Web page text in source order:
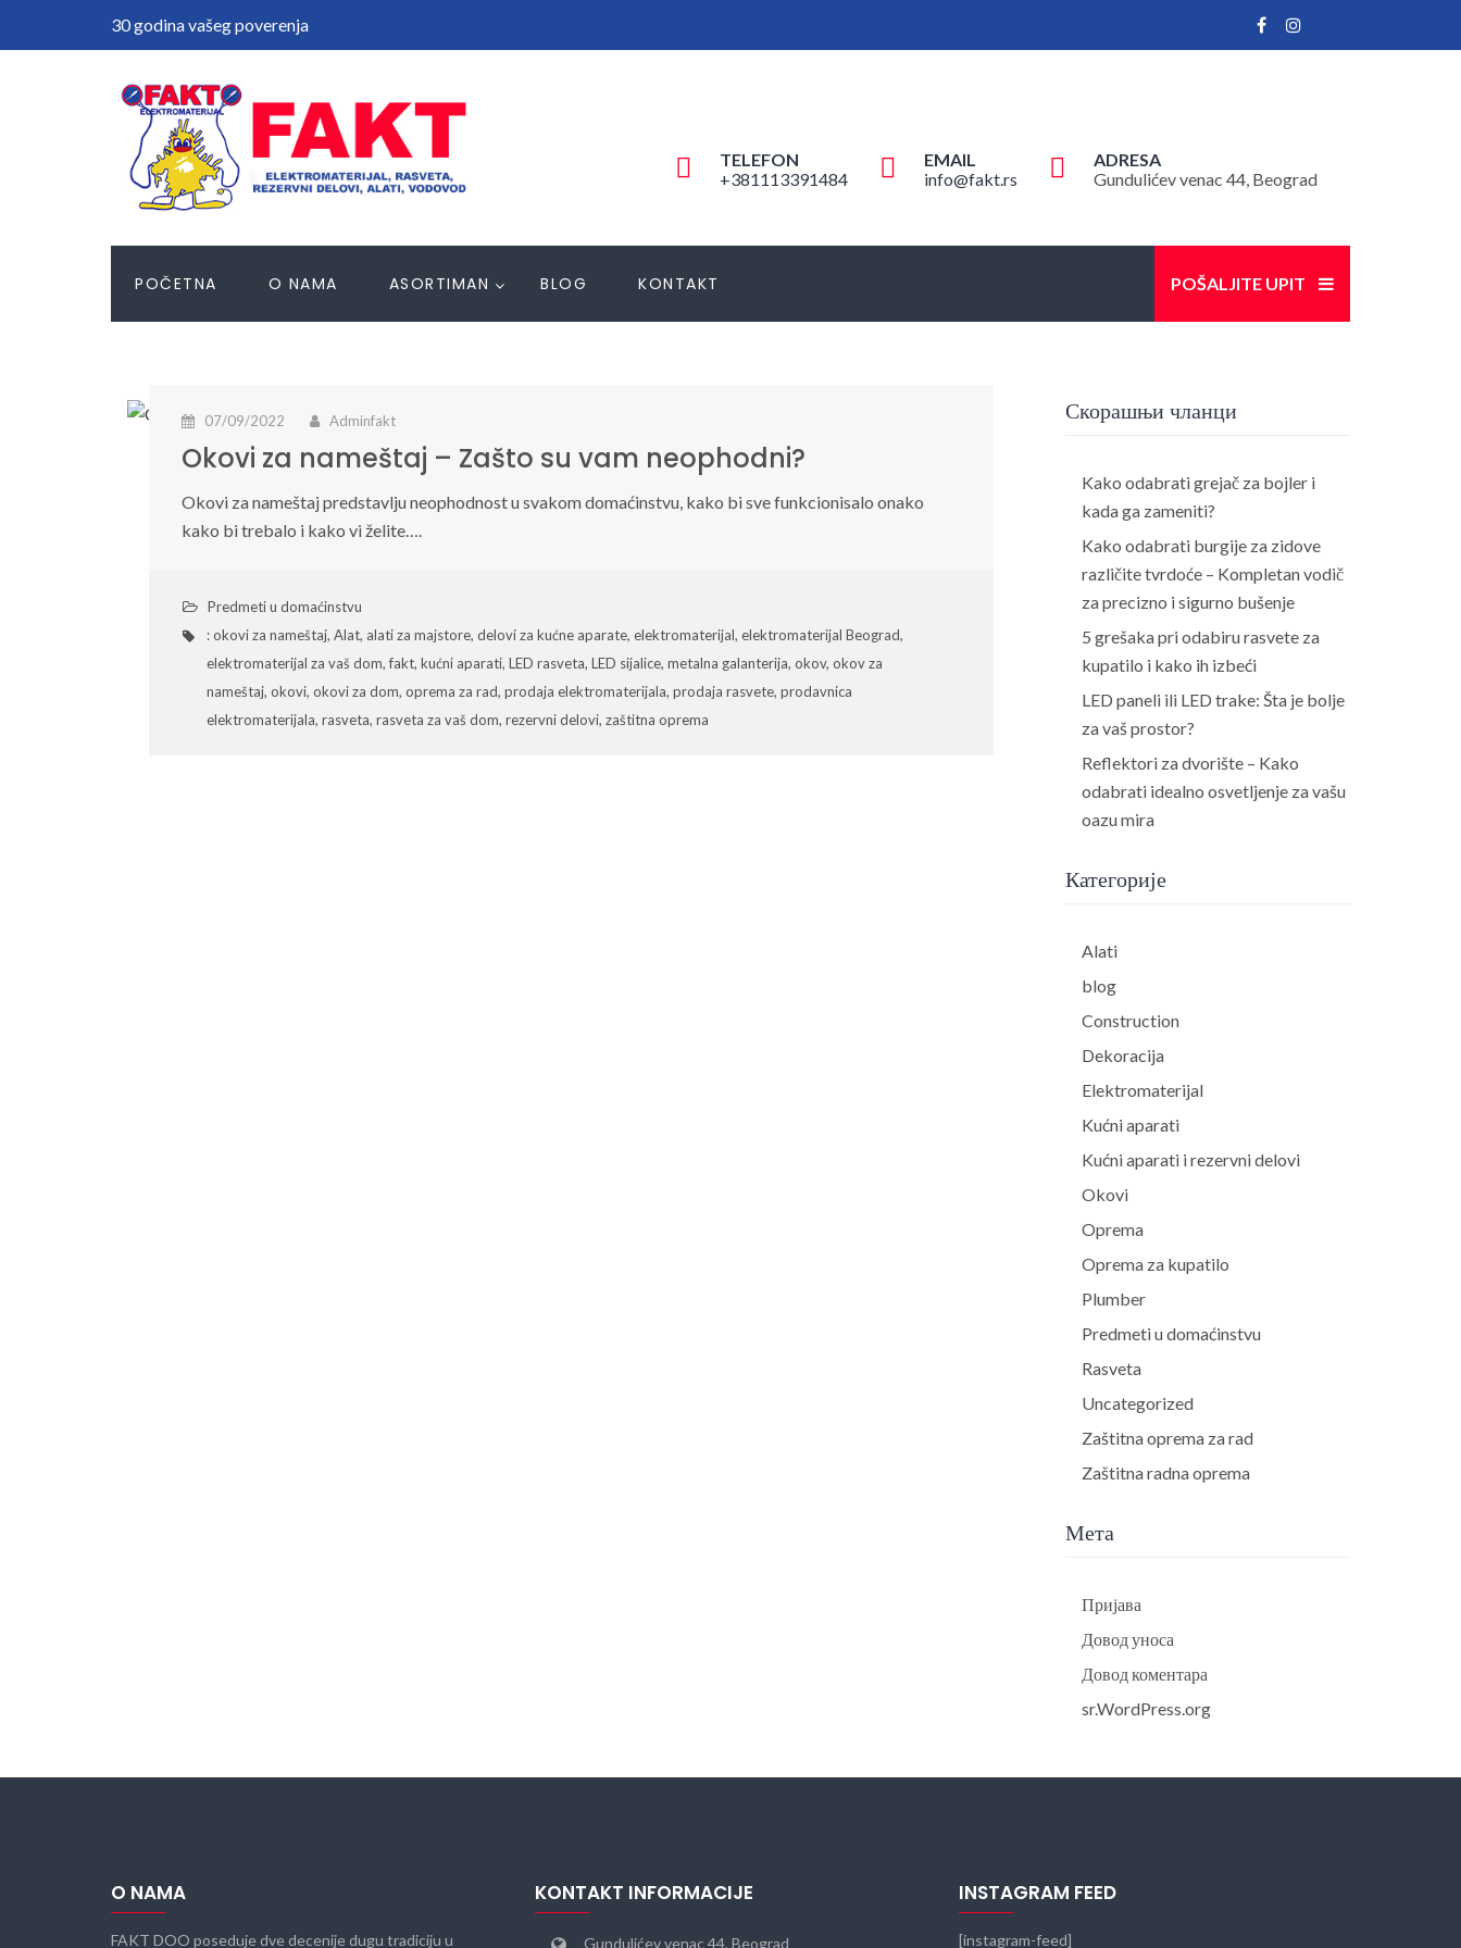
30 godina vašeg poverenja
TELEFON
+381113391484
EMAIL
info@fakt.rs
ADRESA
Gundulićev venac 44, Beograd
POČETNA O NAMA ASORTIMAN BLOG KONTAKT POŠALJITE UPIT
07/09/2022 Adminfakt
Okovi za nameštaj – Zašto su vam neophodni?
Okovi za nameštaj predstavlju neophodnost u svakom domaćinstvu, kako bi sve funkcionisalo onako
kako bi trebalo i kako vi želite….
Predmeti u domaćinstvu
: okovi za nameštaj,Alat, alati za majstore,delovi za kućne aparate,elektromaterijal,elektromaterijal Beograd,
elektromaterijal za vaš dom,fakt,kućni aparati,LED rasveta,LED sijalice,metalna galanterija,okov,okov za
nameštaj,okovi,okovi za dom,oprema za rad,prodaja elektromaterijala,prodaja rasvete,prodavnica
elektromaterijala,rasveta,rasveta za vaš dom,rezervni delovi,zaštitna oprema
Скорашњи чланци
Kako odabrati grejač za bojler i
kada ga zameniti?
Kako odabrati burgije za zidove
različite tvrdoće – Kompletan vodič
za precizno i sigurno bušenje
5 grešaka pri odabiru rasvete za
kupatilo i kako ih izbeći
LED paneli ili LED trake: Šta je bolje
za vaš prostor?
Reflektori za dvorište – Kako
odabrati idealno osvetljenje za vašu
oazu mira
Категорије
Alati
blog
Construction
Dekoracija
Elektromaterijal
Kućni aparati
Kućni aparati i rezervni delovi
Okovi
Oprema
Oprema za kupatilo
Plumber
Predmeti u domaćinstvu
Rasveta
Uncategorized
Zaštitna oprema za rad
Zaštitna radna oprema
Мета
Пријава
Довод уноса
Довод коментара
sr.WordPress.org
O NAMA
FAKT DOO poseduje dve decenije dugu tradiciju u
KONTAKT INFORMACIJE
Gundulićev venac 44, Beograd
INSTAGRAM FEED
[instagram-feed]